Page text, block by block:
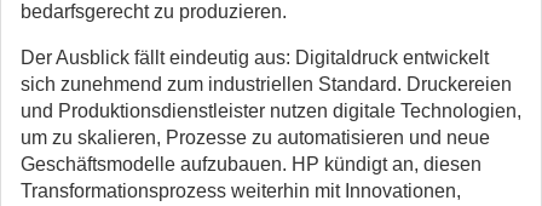
bedarfsgerecht zu produzieren.
Der Ausblick fällt eindeutig aus: Digitaldruck entwickelt
sich zunehmend zum industriellen Standard. Druckereien
und Produktionsdienstleister nutzen digitale Technologien,
um zu skalieren, Prozesse zu automatisieren und neue
Geschäftsmodelle aufzubauen. HP kündigt an, diesen
Transformationsprozess weiterhin mit Innovationen,